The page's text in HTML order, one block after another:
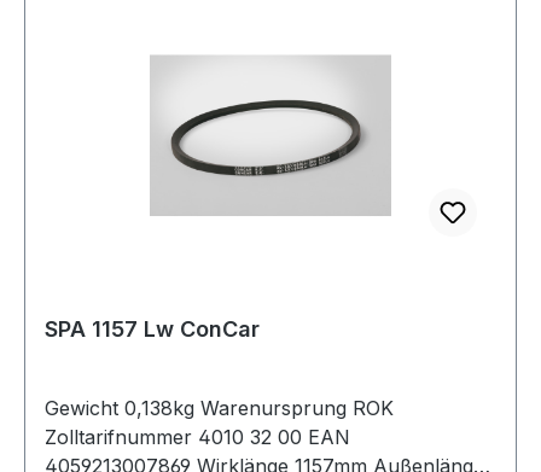
SPA 1157 Lw ConCar
Gewicht 0,138kg Warenursprung ROK
Zolltarifnummer 4010 32 00 EAN
4059213007869 Wirklänge 1157mm Außenlänge